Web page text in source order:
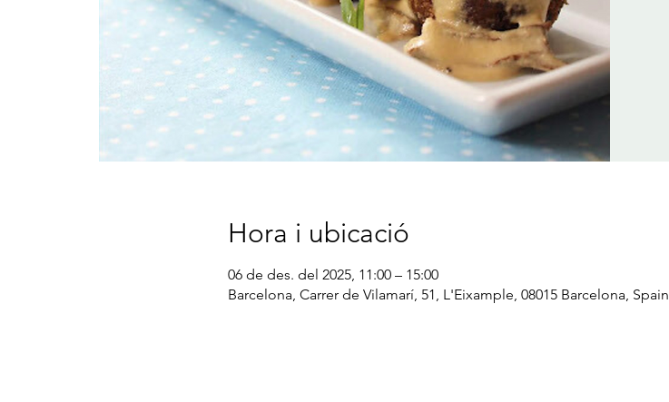
Hora i ubicació
06 de des. del 2025, 11:00 – 15:00
Barcelona, Carrer de Vilamarí, 51, L'Eixample, 08015 Barcelona, Spain